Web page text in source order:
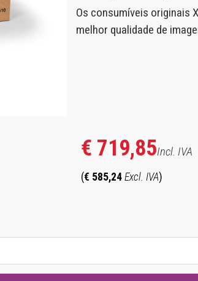
de la série XEOs consumíveis originais
melhor qualidade de
€ 719,85Incl. IVA
(€ 585,24 Excl. IVA)